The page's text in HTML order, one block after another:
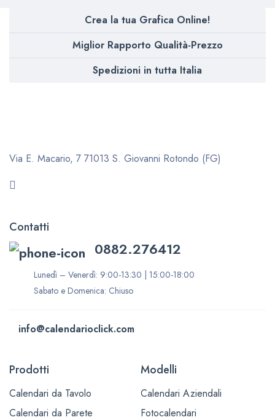
Crea la tua Grafica Online!
Miglior Rapporto Qualità-Prezzo
Spedizioni in tutta Italia
Via E. Macario, 7 71013 S. Giovanni Rotondo (FG)
Contatti
0882.276412
Lunedì – Venerdì: 9:00-13:30 | 15:00-18:00
Sabato e Domenica: Chiuso
info@calendarioclick.com
Prodotti
Calendari da Tavolo
Calendari da Parete
Modelli
Calendari Aziendali
Fotocalendari